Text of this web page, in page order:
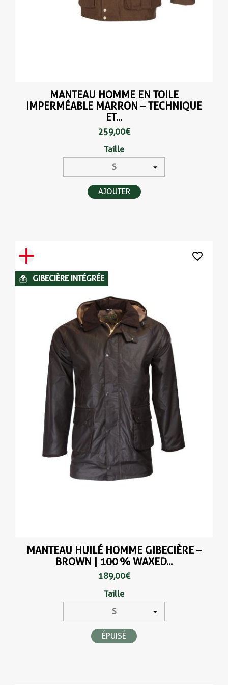
MANTEAU HOMME EN TOILE
IMPERMÉABLE MARRON – TECHNIQUE
ET...
259,00 €
Taille
AJOUTER
MANTEAU HUILÉ HOMME GIBECIÈRE –
BROWN | 100 % WAXED...
189,00 €
Taille
ÉPUISÉ
GIBECIÈRE INTÉGRÉE
favorite_border